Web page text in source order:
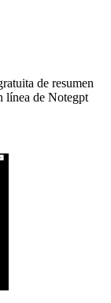
de resumen
línea de Notegpt